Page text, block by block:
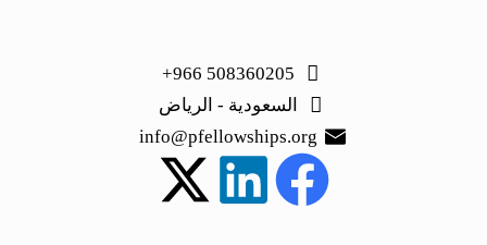
508360205 966+
السعودية - الرياض
info@pfellowships.org